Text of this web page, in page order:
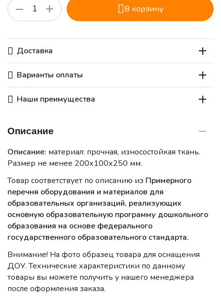
+
− В корзину
Доставка
Варианты оплаты
Наши преимущества
Описание
Описание: материал: прочная, износостойкая ткань.
Размер не менее 200х100х250 мм.
Товар соответствует по описанию из Примерного
перечня оборудования и материалов для
образовательных организаций, реализующих
основную образовательную программу дошкольного
образования на основе федерального
государственного образовательного стандарта.
Внимание! На фото образец товара для оснащения
ДОУ. Технические характеристики по данному
товары вы можете получить у нашего менеджера
после оформления заказа.